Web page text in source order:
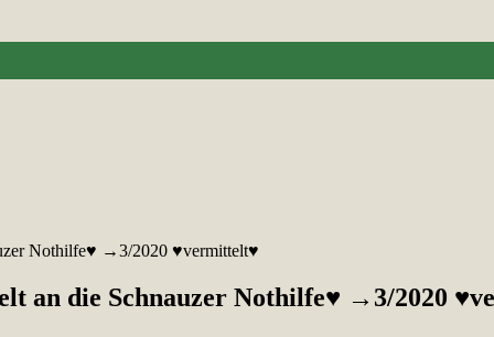
Nothilfe♥ →3/2020 ♥vermittelt♥
an die Schnauzer Nothilfe♥ →3/2020